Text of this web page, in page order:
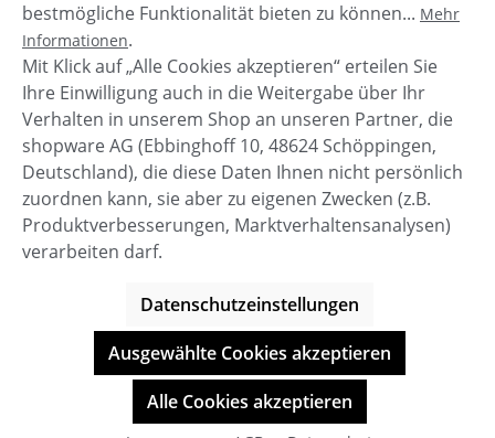
Verkaufspreis:
132,97 € 189,95 € (30% gespart)
Details
Service-Hotline
Informationen
© BOOTBAY-n-others
Alle Preise inkl. gesetzl. Mehrwertsteuer zzgl.
Versandkosten
bestmögliche Funktionalität bieten zu können... Mehr
Informationen.
Mit Klick auf „Alle Cookies akzeptieren“ erteilen Sie
Ihre Einwilligung auch in die Weitergabe über Ihr
Verhalten in unserem Shop an unseren Partner, die
shopware AG (Ebbinghoff 10, 48624 Schöppingen,
Deutschland), die diese Daten Ihnen nicht persönlich
zuordnen kann, sie aber zu eigenen Zwecken (z.B.
Produktverbesserungen, Marktverhaltensanalysen)
verarbeiten darf.
Datenschutzeinstellungen
Ausgewählte Cookies akzeptieren
Alle Cookies akzeptieren